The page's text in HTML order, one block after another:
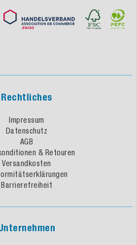
Rechtliches
Impressum
Datenschutz
AGB
& Retouren
Versandkosten
Barrierefreiheit